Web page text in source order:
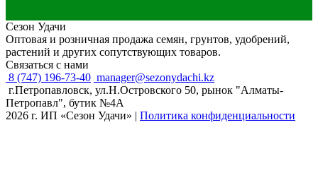
Сезон Удачи
Оптовая и розничная продажа семян, грунтов, удобрений,
растений и других сопутствующих товаров.
Связаться с нами
8 (747) 196-73-40 manager@sezonydachi.kz
г.Петропавловск, ул.Н.Островского 50, рынок "Алматы-
Петропавл", бутик №4A
2026 г. ИП «Сезон Удачи» | Политика конфиденциальности